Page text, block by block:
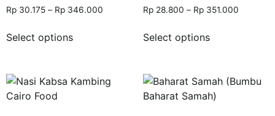
Rp 30.175 – Rp 346.000
Select options
Rp28.800 – Rp351.000
Select options